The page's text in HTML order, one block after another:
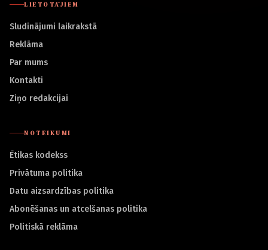
LIETOTĀJIEM
Sludinājumi laikrakstā
Reklāma
Par mums
Kontakti
Ziņo redakcijai
NOTEIKUMI
Ētikas kodekss
Privātuma politika
Datu aizsardzības politika
Abonēšanas un atcelšanas politika
Politiskā reklāma